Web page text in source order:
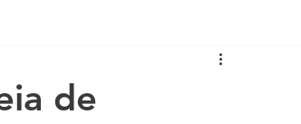
de